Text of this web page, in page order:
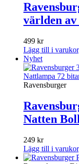
världen
499 kr
Lägg till i
Nyhet
Ravensburger
Natten
249 kr
Lägg till i